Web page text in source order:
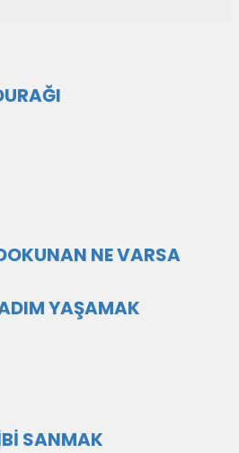
NE VARSA
YAŞAMAK
SANMAK